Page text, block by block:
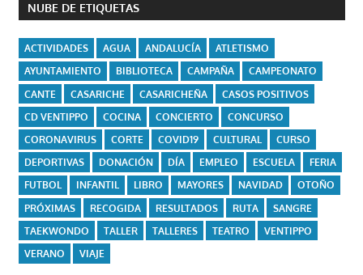
NUBE DE ETIQUETAS
ACTIVIDADES AGUA ANDALUCÍA
ATLETISMO
AYUNTAMIENTO
BIBLIOTECA CAMPAÑA
CAMPEONATO
CANTE
CASARICHE CASARICHEÑA
CASOS POSITIVOS
CD VENTIPPO
COCINA CONCIERTO
CONCURSO
CORONAVIRUS
CORTE COVID19 CULTURAL
CURSO
DEPORTIVAS
DONACIÓN DÍA EMPLEO ESCUELA
FERIA
FUTBOL
INFANTIL LIBRO MAYORES NAVIDAD
OTOÑO
PRÓXIMAS
RECOGIDA RESULTADOS RUTA
SANGRE
TAEKWONDO
TALLER TALLERES TEATRO
VENTIPPO
VERANO
VIAJE